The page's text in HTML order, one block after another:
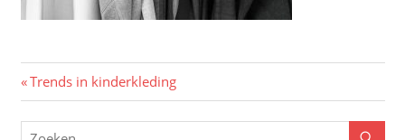
Bericht
navigatie
Vorig
bericht:
Trends in kinderkleding